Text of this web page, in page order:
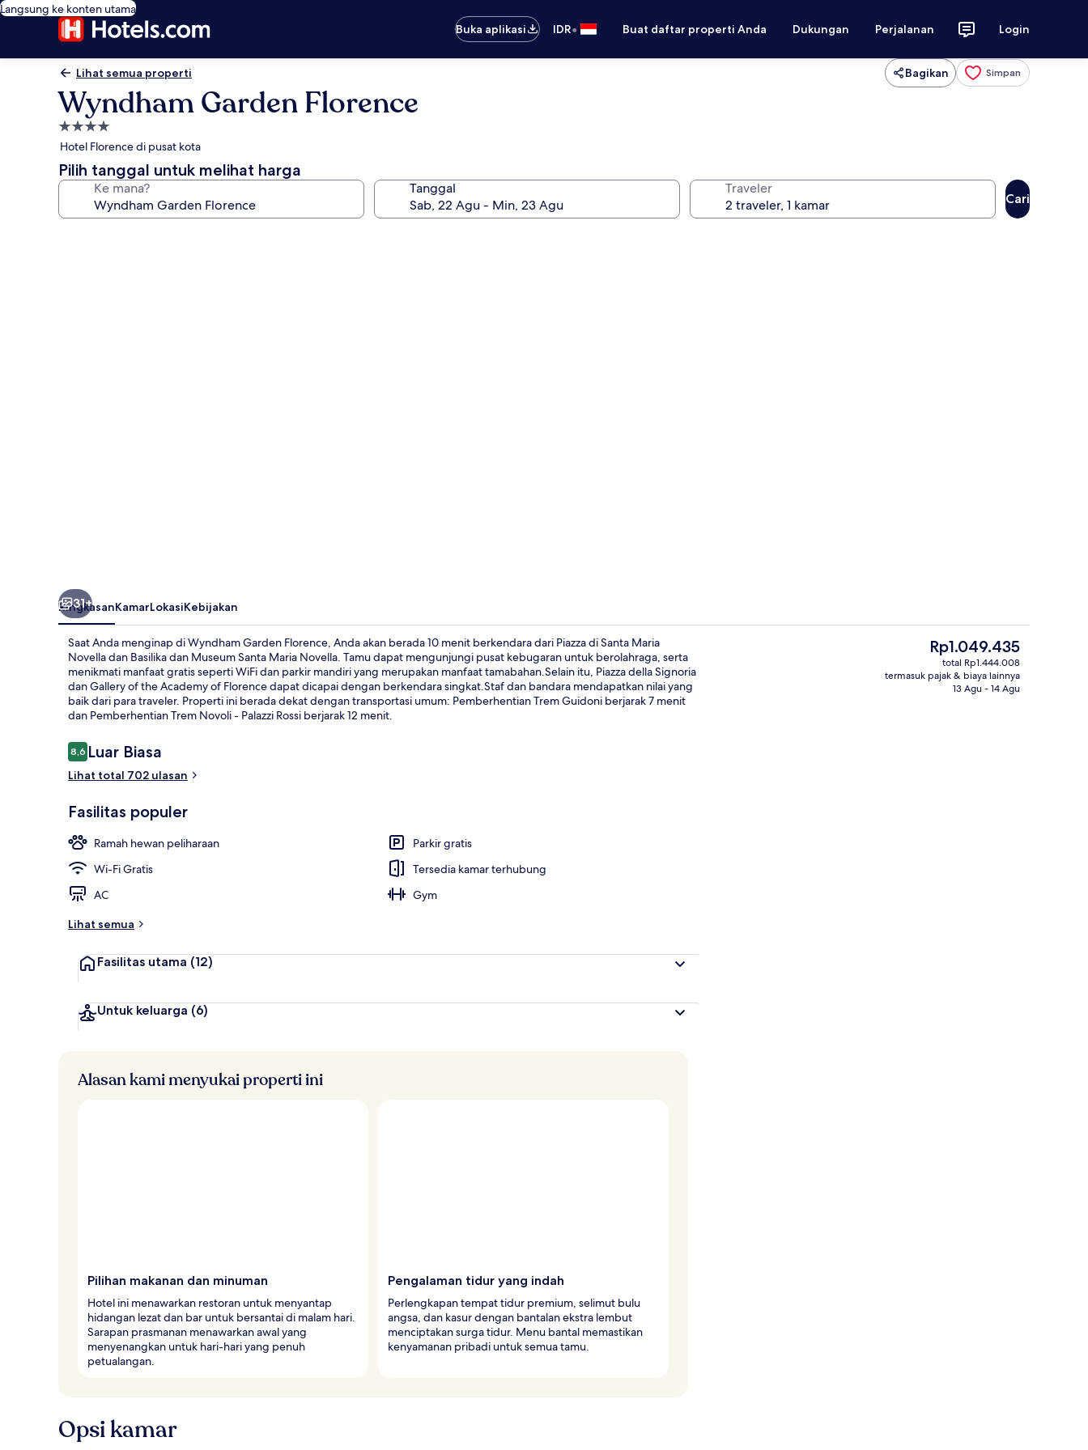
Langsung ke konten utama
Buka aplikasi
IDR• Buat daftar properti Anda Dukungan Perjalanan Login
Lihat semua properti Bagikan Simpan
Wyndham Garden Florence
Properti
bintang
4.0
Hotel Florence di pusat kota
Pilih tanggal untuk melihat harga
Ke mana? Tanggal Traveler
Cari
Bar (di properti)
31+
RingkasanKamarLokasiKebijakan
Saat Anda menginap di Wyndham Garden Florence, Anda akan berada 10 menit berkendara dari Piazza di Santa Maria
Novella dan Basilika dan Museum Santa Maria Novella. Tamu dapat mengunjungi pusat kebugaran untuk berolahraga, serta
menikmati manfaat gratis seperti WiFi dan parkir mandiri yang merupakan manfaat tamabahan.Selain itu, Piazza della Signoria
dan Gallery of the Academy of Florence dapat dicapai dengan berkendara singkat.Staf dan bandara mendapatkan nilai yang
baik dari para traveler. Properti ini berada dekat dengan transportasi umum: Pemberhentian Trem Guidoni berjarak 7 menit
dan Pemberhentian Trem Novoli - Palazzi Rossi berjarak 12 menit.
Ulasan
8,68,6 dari 10
Luar Biasa
Lihat total 702 ulasan
Fasilitas populer
Ramah hewan peliharaan
Parkir gratis
Wi-Fi Gratis
Tersedia kamar terhubung
AC
Gym
Lihat semua
Fasilitas utama (12)
Untuk keluarga (6)
Harga
saat
ini
Rp1.049.435
Rp1.049.435
total Rp1.444.008
termasuk pajak & biaya lainnya
13 Agu - 14 Agu
Alasan kami menyukai properti ini
Pilihan makanan dan minuman
Hotel ini menawarkan restoran untuk menyantap
hidangan lezat dan bar untuk bersantai di malam hari.
Sarapan prasmanan menawarkan awal yang
menyenangkan untuk hari-hari yang penuh
petualangan.
Pengalaman tidur yang indah
Perlengkapan tempat tidur premium, selimut bulu
angsa, dan kasur dengan bantalan ekstra lembut
menciptakan surga tidur. Menu bantal memastikan
kenyamanan pribadi untuk semua tamu.
Opsi kamar